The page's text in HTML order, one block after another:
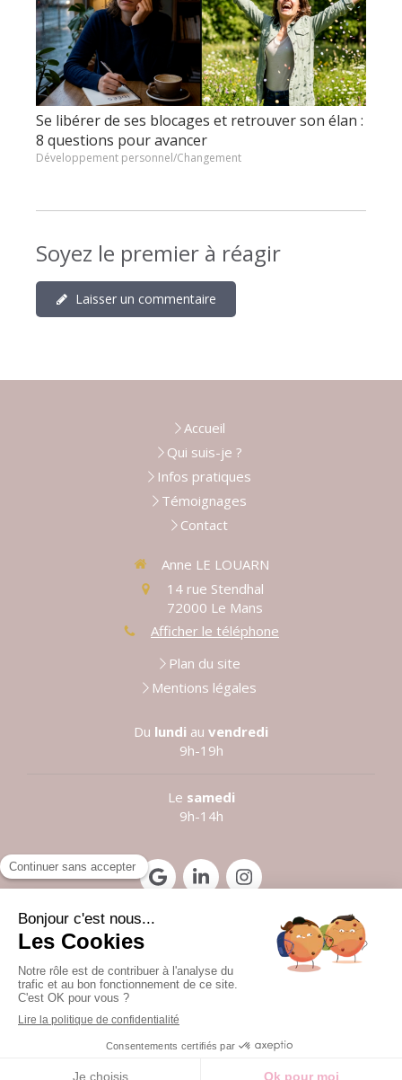
Se libérer de ses blocages et retrouver son élan :
8 questions pour avancer
Développement personnel/Changement
Soyez le premier à réagir
Laisser un commentaire
Accueil
Qui suis-je ?
Infos pratiques
Témoignages
Contact
Anne LE LOUARN
14 rue Stendhal
72000 Le Mans
Afficher le téléphone
Plan du site
Mentions légales
Du lundi au vendredi
9h-19h
Le samedi
9h-14h
Prendre rendez-vous
©2021 Anne LE LOUARN
Création et référencement du site par Simplébo
Site partenaire deInstitut Cassiopée